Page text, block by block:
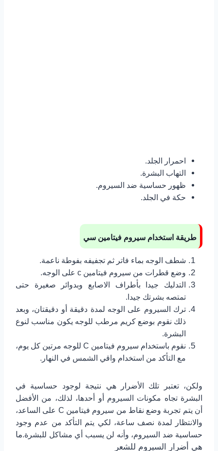
احمرار الجلد.
التهاب البشرة.
ظهور حساسية ضد السيروم.
حكة في الجلد.
طريقة استخدام سيروم فيتامين سي
شطف الوجه بماء فاتر ثم تجفيفه بفوطة ناعمة.
وضع قطرات من سيروم فيتامين c على الوجه.
التدليك جيدا بأطراف الاصابع وبدوائر صغيرة حتى
تمتصه بشرتك جيدا.
ترك السيروم على الوجه لمدة دقيقة أو دقيقتان، وبعد
ذلك نقوم بوضع كريم مرطب للوجه يكون مناسب لنوع
البشرة.
نقوم باستخدام سيروم فيتامين C للوجه مرتين كل يوم،
مع التأكد من استخدام واقي الشمس في النهار.
ولكن، تعتبر تلك الأضرار هي نتيجة لوجود حساسية في
البشرة تجاه مكونات السيروم أو أحدها، لذلك، من الأفضل
أن يتم تجربة وضع نقاط من سيروم فيتامين C على الساعد،
والانتظار لمدة نصف ساعة، لكي يتم التأكد من عدم وجود
حساسية ضد السيروم، وأنه لن يسبب أي مشاكل للبشرة.ما
هي أضرار السيروم للشعر